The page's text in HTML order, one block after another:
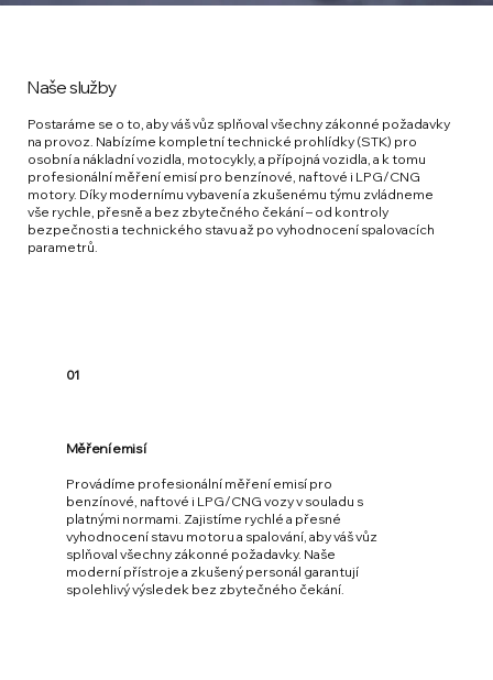
Naše služby
Postaráme se o to, aby váš vůz splňoval všechny zákonné požadavky
na provoz. Nabízíme kompletní technické prohlídky (STK) pro
osobní a nákladní vozidla, motocykly, a přípojná vozidla, a k tomu
profesionální měření emisí pro benzínové, naftové i LPG/CNG
motory. Díky modernímu vybavení a zkušenému týmu zvládneme
vše rychle, přesně a bez zbytečného čekání – od kontroly
bezpečnosti a technického stavu až po vyhodnocení spalovacích
parametrů.
01
Měření emisí
Provádíme profesionální měření emisí pro
benzínové, naftové i LPG/CNG vozy v souladu s
platnými normami. Zajistíme rychlé a přesné
vyhodnocení stavu motoru a spalování, aby váš vůz
splňoval všechny zákonné požadavky. Naše
moderní přístroje a zkušený personál garantují
spolehlivý výsledek bez zbytečného čekání.